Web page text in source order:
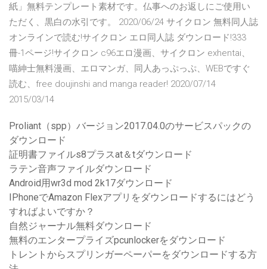
紙」無料テンプレート素材です。仏事へのお返しにご使用い
ただく、黒白の水引です。 2020/06/24 サイクロン 無料同人誌
オンラインで読む!サイクロン エロ同人誌 ダウンロード!333
冊-1ページ!サイクロン c96エロ漫画、サイクロン exhentai、
喵紳士無料漫画、エロマンガ、同人あっぷっぷ、WEBですぐ
読む、free doujinshi and manga reader! 2020/07/14
2015/03/14
Proliant（spp）バージョン2017.04.0のサービスパックの
ダウンロード
証明書ファイルs8プラスat＆tダウンロード
ラテン音声ファイルダウンロード
Android用wr3d mod 2k17ダウンロード
IPhoneでAmazon Flexアプリをダウンロードするにはどう
すればよいですか？
自然ジャーナル無料ダウンロード
無料のエンタープライズpcunlockerをダウンロード
トレントからスプリンガーペーパーをダウンロードする方